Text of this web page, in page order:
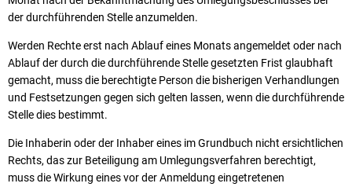
der durchführenden Stelle anzumelden.
Werden Rechte erst nach Ablauf eines Monats angemeldet oder nach
Ablauf der durch die durchführende Stelle gesetzten Frist glaubhaft
gemacht, muss die berechtigte Person die bisherigen Verhandlungen
und Festsetzungen gegen sich gelten lassen, wenn die durchführende
Stelle dies bestimmt.
Die Inhaberin oder der Inhaber eines im Grundbuch nicht ersichtlichen
Rechts, das zur Beteiligung am Umlegungsverfahren berechtigt,
muss die Wirkung eines vor der Anmeldung eingetretenen